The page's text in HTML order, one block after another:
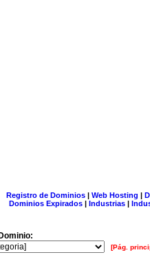
Registro de Dominios| Web Hosting |
Dominios Expirados | Industrias |
[Pág.